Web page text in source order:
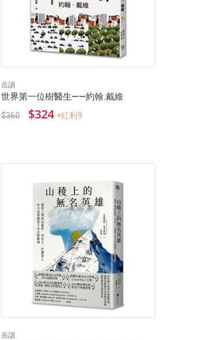
岳讀
世界第一位樹醫生——約翰.戴維
$360 $324 +紅利9
岳讀